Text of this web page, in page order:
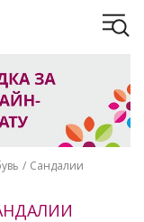
Сандалии